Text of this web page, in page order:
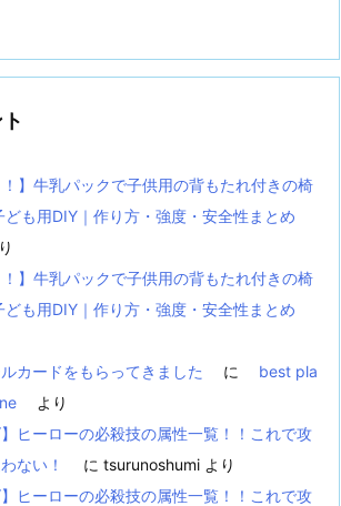
！】牛乳パックで子供用の背もたれ付きの椅
も用DIY｜作り方・強度・安全性まとめ
！】牛乳パックで子供用の背もたれ付きの椅
も用DIY｜作り方・強度・安全性まとめ
カードをもらってきました
に
best pla
より
】ヒーローの必殺技の属性一覧！！これで攻
ない！
に tsurunoshumi より
】ヒーローの必殺技の属性一覧！！これで攻